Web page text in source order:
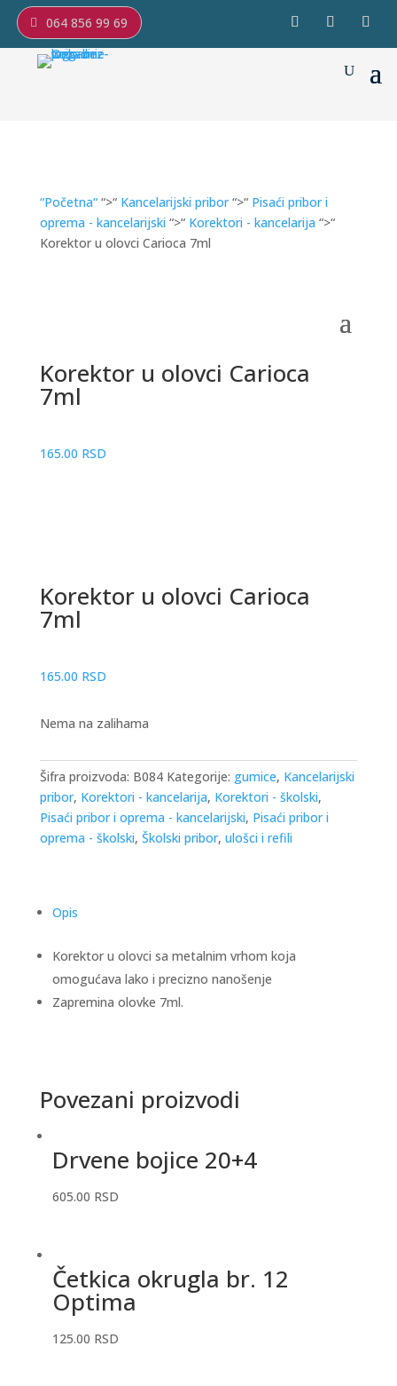
064 856 99 69
“Početna““>“ Kancelarijski pribor“>“ Pisaći pribor i
oprema - kancelarijski “>“ Korektori - kancelarija “>“
Korektor u olovci Carioca 7ml
Korektor u olovci Carioca
7ml
165.00 RSD
Korektor u olovci Carioca
7ml
165.00 RSD
Nema na zalihama
Šifra proizvoda: B084 Kategorije: gumice, Kancelarijski
pribor, Korektori - kancelarija, Korektori - školski,
Pisaći pribor i oprema - kancelarijski, Pisaći pribor i
oprema - školski, Školski pribor, ulošci i refili
Opis
Korektor u olovci sa metalnim vrhom koja
omogućava lako i precizno nanošenje
Zapremina olovke 7ml.
Povezani proizvodi
Drvene bojice 20+4
605.00 RSD
Četkica okrugla br. 12
Optima
125.00 RSD